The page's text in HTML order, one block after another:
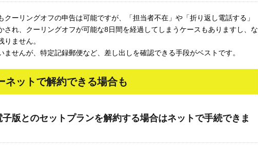
クーリングオフの申告は可能ですが、「担当者不在」や「折り返し電話する」
され、クーリングオフが可能な8日間を経過してしまうケースもありますし、な
りません。
ませんが、特定記録郵便など、差し出しを確認できる手段がベストです。
ネットで解約できる場合も
子版とのセットプランを解約する場合はネットで手続できま